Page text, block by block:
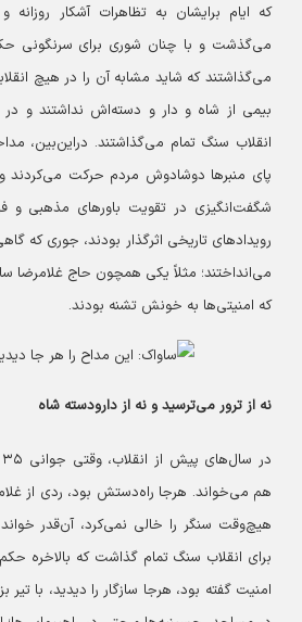
که ایام برایشان به تظاهرات آشکار روزانه و
می‌گذشت و با چنان شوری برای سرنگونی
می‌گذاشتند که شاید مشابه آن را در هیچ
بیمی از شاه و دار و دسته‌اش نداشتند و در
انقلاب سنگ تمام می‌گذاشتند. دراین‌بین،
پای منبرها دوشادوش مردم حرکت می‌کردند
شگفت‌انگیزی در تقویت باورهای مذهبی و
رویدادهای تاریخی اثرگذار بودند، جوری که
می‌انداختند؛ مثلاً یکی همچون حاج غلامرضا
که امنیتی‌ها به خونش تشنه بودند.
نه از ترور می‌ترسید و نه از دارودسته شاه
در
هم می‌خواند. هرجا راه‌دستش بود، ردی از
هیچ‌وقت سنگر را خالی نمی‌کرد، آن‌قدر
برای انقلاب سنگ تمام گذاشت که بالاخره حکم
امنیت گفته بود، هرجا سازگار را دیدید، با تیر